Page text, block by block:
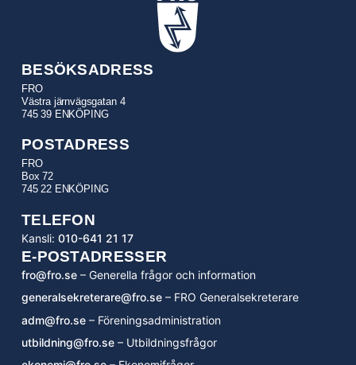
BESÖKSADRESS
FRO
Västra järnvägsgatan 4
745 39 ENKÖPING
POSTADRESS
FRO
Box 72
745 22 ENKÖPING
TELEFON
Kansli: 010-641 21 17
E-POSTADRESSER
fro@fro.se– Generella frågor och information
generalsekreterare@fro.se– FRO Generalsekreterare
adm@fro.se– Föreningsadministration
utbildning@fro.se– Utbildningsfrågor